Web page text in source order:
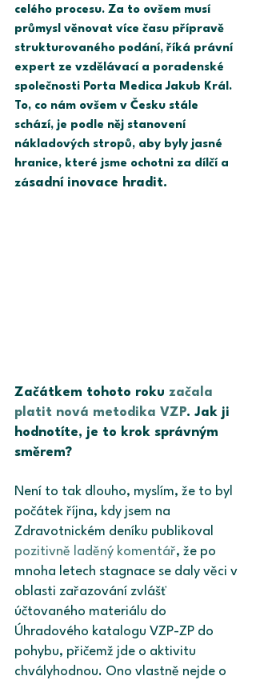
celého procesu. Za to ovšem musí
průmysl věnovat více času přípravě
strukturovaného podání, říká právní
expert ze vzdělávací a poradenské
společnosti Porta Medica Jakub Král.
To, co nám ovšem v Česku stále
schází, je podle něj stanovení
nákladových stropů, aby byly jasné
hranice, které jsme ochotni za dílčí a
zásadní inovace hradit.
Začátkem tohoto roku začala
platit nová metodika VZP. Jak ji
hodnotíte, je to krok správným
směrem?
Není to tak dlouho, myslím, že to byl
počátek října, kdy jsem na
Zdravotnickém deníku publikoval
pozitivně laděný komentář, že po
mnoha letech stagnace se daly věci v
oblasti zařazování zvlášť
účtovaného materiálu do
Úhradového katalogu VZP-ZP do
pohybu, přičemž jde o aktivitu
chvályhodnou. Ono vlastně nejde o